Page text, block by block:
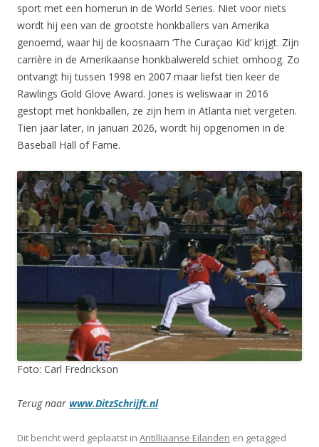
sport met een homerun in de World Series. Niet voor niets
wordt hij een van de grootste honkballers van Amerika
genoemd, waar hij de koosnaam ‘The Curaçao Kid’ krijgt. Zijn
carrière in de Amerikaanse honkbalwereld schiet omhoog. Zo
ontvangt hij tussen 1998 en 2007 maar liefst tien keer de
Rawlings Gold Glove Award. Jones is weliswaar in 2016
gestopt met honkballen, ze zijn hem in Atlanta niet vergeten.
Tien jaar later, in januari 2026, wordt hij opgenomen in de
Baseball Hall of Fame.
Foto: Carl Fredrickson
Terug naar www.DitzSchrijft.nl
Dit bericht werd geplaatst in Antilliaanse Eilanden en getagged